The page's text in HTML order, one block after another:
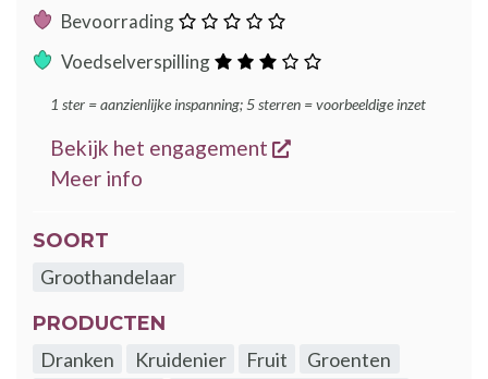
Bevoorrading
Voedselverspilling
1 ster = aanzienlijke inspanning; 5 sterren = voorbeeldige inzet
Bekijk het engagement
opent een nieuw
Meer info
SOORT
Groothandelaar
PRODUCTEN
Dranken
Kruidenier Fruit
Groenten